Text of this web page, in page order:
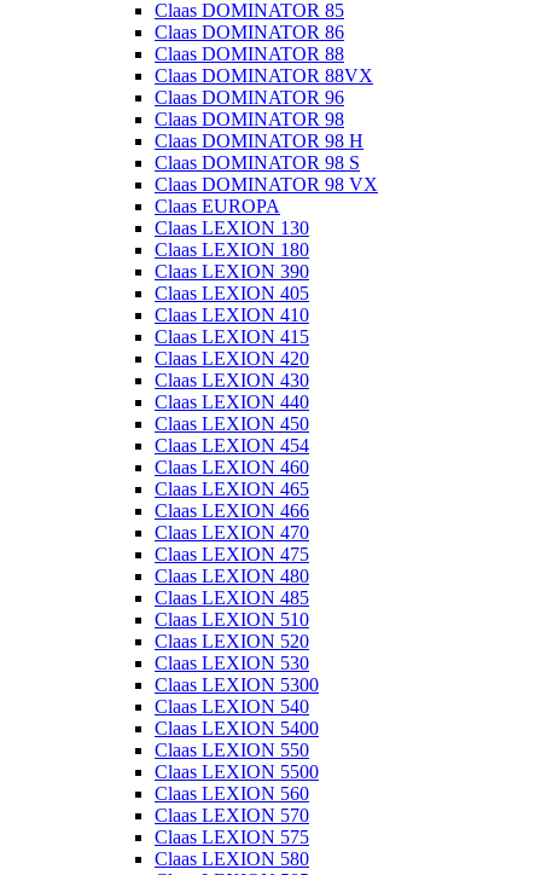
Claas DOMINATOR 85
Claas DOMINATOR 86
Claas DOMINATOR 88
Claas DOMINATOR 88VX
Claas DOMINATOR 96
Claas DOMINATOR 98
Claas DOMINATOR 98 H
Claas DOMINATOR 98 S
Claas DOMINATOR 98 VX
Claas EUROPA
Claas LEXION 130
Claas LEXION 180
Claas LEXION 390
Claas LEXION 405
Claas LEXION 410
Claas LEXION 415
Claas LEXION 420
Claas LEXION 430
Claas LEXION 440
Claas LEXION 450
Claas LEXION 454
Claas LEXION 460
Claas LEXION 465
Claas LEXION 466
Claas LEXION 470
Claas LEXION 475
Claas LEXION 480
Claas LEXION 485
Claas LEXION 510
Claas LEXION 520
Claas LEXION 530
Claas LEXION 5300
Claas LEXION 540
Claas LEXION 5400
Claas LEXION 550
Claas LEXION 5500
Claas LEXION 560
Claas LEXION 570
Claas LEXION 575
Claas LEXION 580